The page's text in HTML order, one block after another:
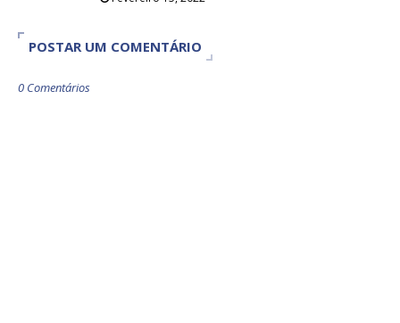
POSTAR UM COMENTÁRIO
0 Comentários